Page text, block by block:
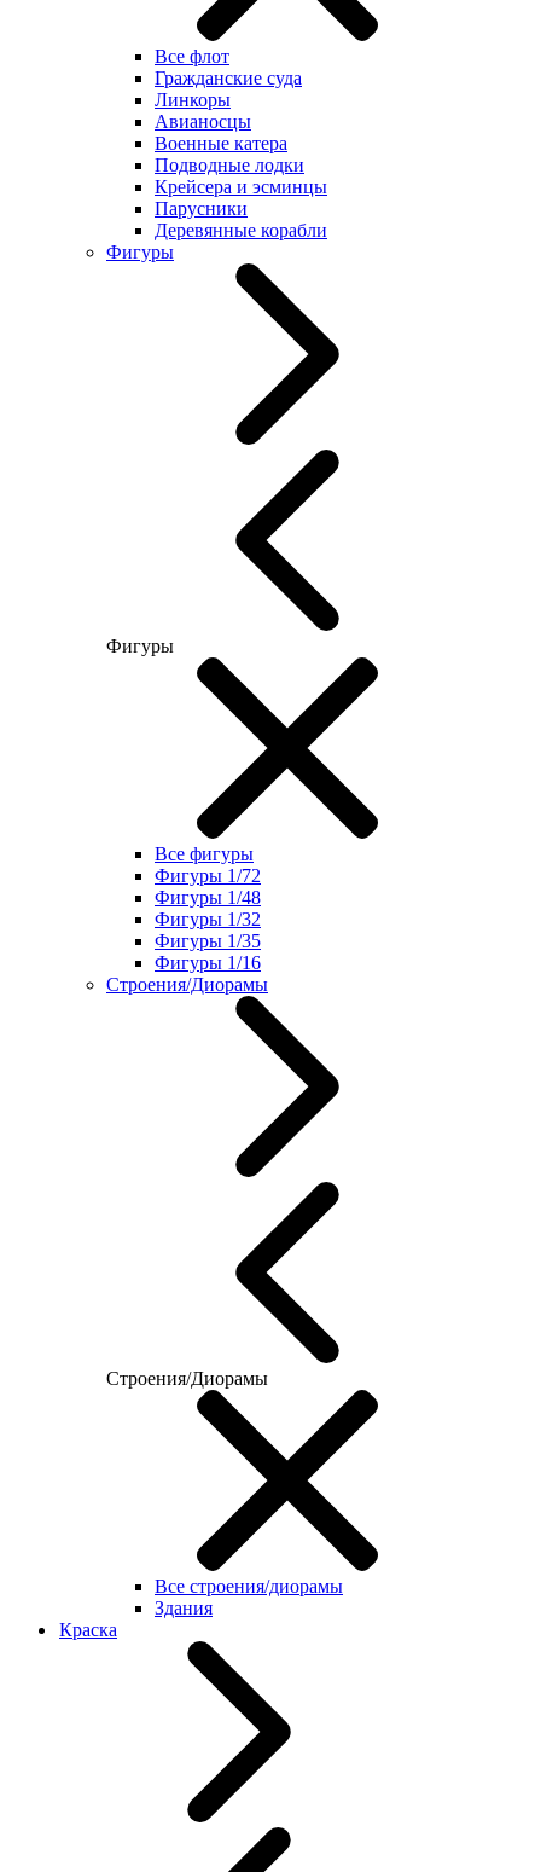
Все флот
Гражданские суда
Линкоры
Авианосцы
Военные катера
Подводные лодки
Крейсера и эсминцы
Парусники
Деревянные корабли
Фигуры
Фигуры
Все фигуры
Фигуры 1/72
Фигуры 1/48
Фигуры 1/32
Фигуры 1/35
Фигуры 1/16
Строения/Диорамы
Строения/Диорамы
Все строения/диорамы
Здания
Краска